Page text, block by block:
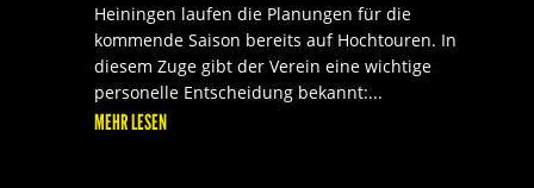
Heiningen laufen die Planungen für die
kommende Saison bereits auf Hochtouren. In
diesem Zuge gibt der Verein eine wichtige
personelle Entscheidung bekannt:...
MEHR LESEN